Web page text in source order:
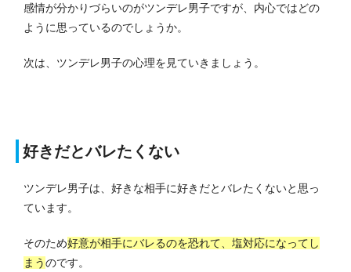
感情が分かりづらいのがツンデレ男子ですが、内心ではどの
ように思っているのでしょうか。
次は、ツンデレ男子の心理を見ていきましょう。
好きだとバレたくない
ツンデレ男子は、好きな相手に好きだとバレたくないと思っ
ています。
そのため好意が相手にバレるのを恐れて、塩対応になってし
まうのです。